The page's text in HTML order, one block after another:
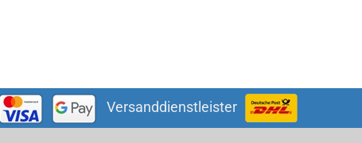
Versanddienstleister